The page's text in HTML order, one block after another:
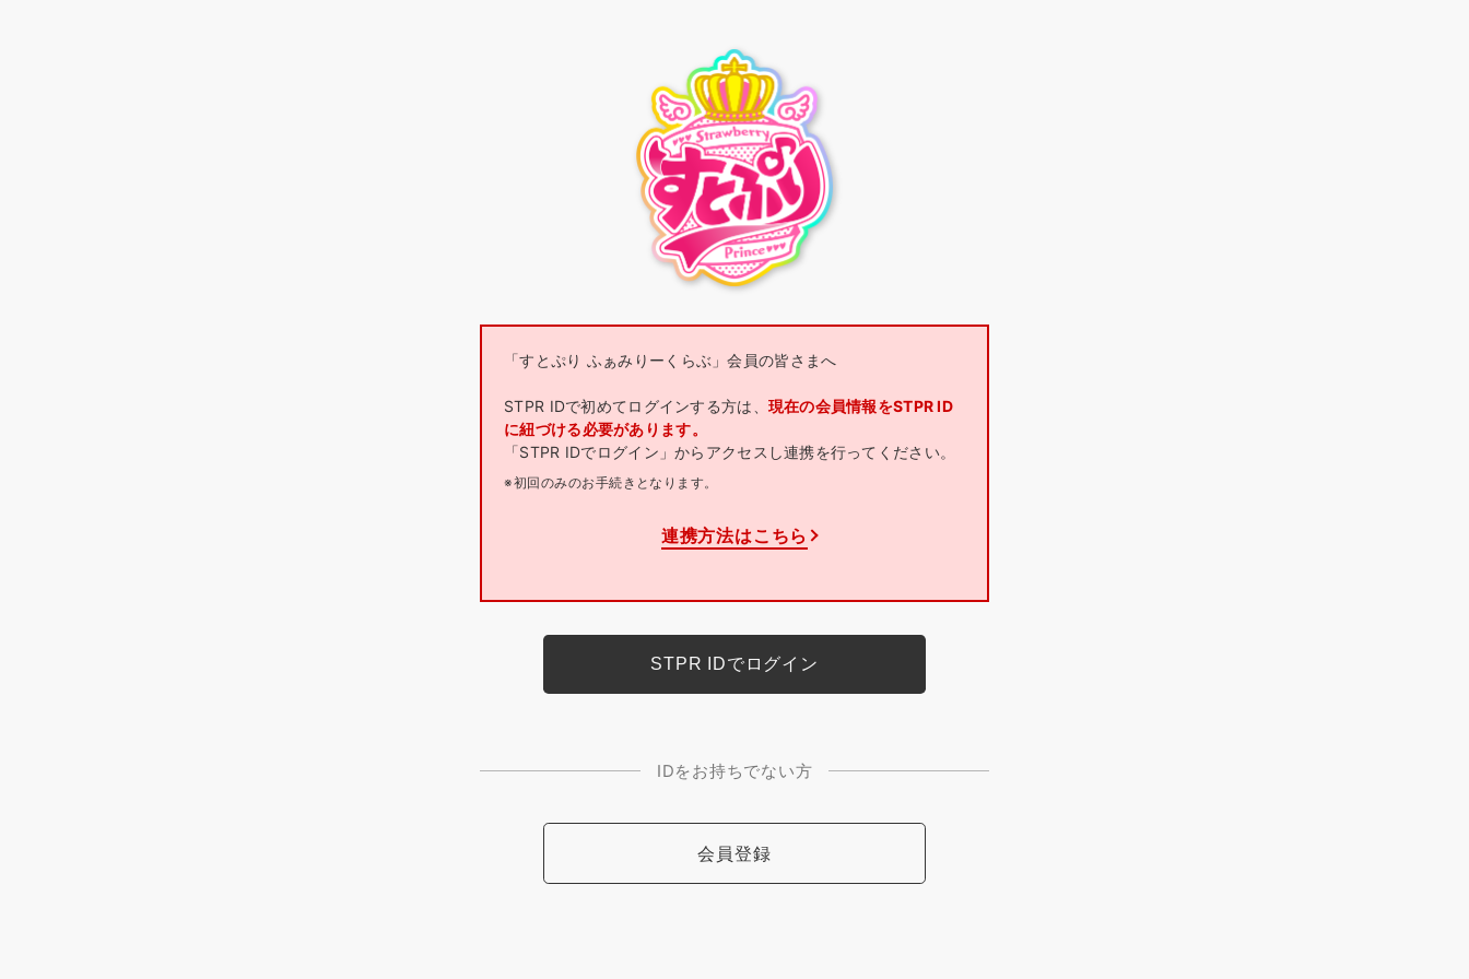
「すとぷり ふぁみりーくらぶ」会員の皆さまへ
STPR IDで初めてログインする方は、 現在の会員情報をSTPR ID
に紐づける必要があります。
「STPR IDでログイン」からアクセスし連携を行ってください。
※初回のみのお手続きとなります。
連携方法はこちら
IDをお持ちでない方
会員登録